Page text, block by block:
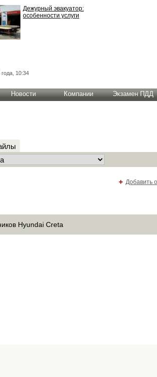
Дежурный эвакуатор:
особенности услуги
10:34
Новости Компании Экзамен ПДД
+ Добавить
Hyundai Creta